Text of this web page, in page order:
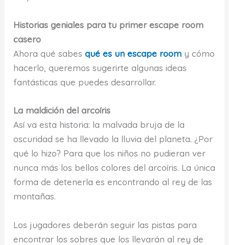
Historias geniales para tu primer escape room
casero
Ahora qué sabesqué es un escape room y cómo
hacerlo, queremos sugerirte algunas ideas
fantásticas que puedes desarrollar.
La maldición del arcoíris
Así va esta historia: la malvada bruja de la
oscuridad se ha llevado la lluvia del planeta. ¿Por
qué lo hizo? Para que los niños no pudieran ver
nunca más los bellos colores del arcoíris. La única
forma de detenerla es encontrando al rey de las
montañas.
Los jugadores deberán seguir las pistas para
encontrar los sobres que los llevarán al rey de